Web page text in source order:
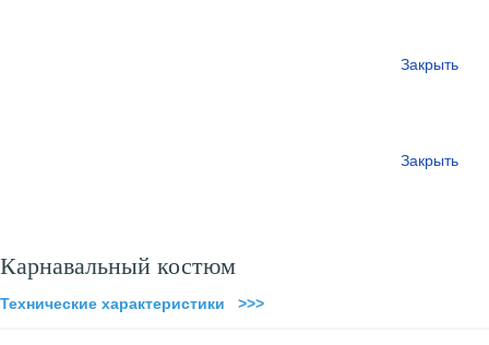
Закрыть
Закрыть
Карнавальный костюм
Технические характеристики >>>